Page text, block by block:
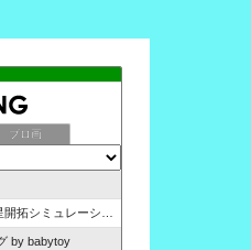
ブロ画
開拓シミュレーシ…
by babytoy